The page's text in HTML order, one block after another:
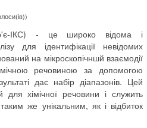
ІКС) - це широко відома і
для ідентифікації невідомих
на мікроскопічншй взаємодії
речовиною за допомогою
дає набір діапазонів. Цей
для хімічної речовини і служить
же унікальним, як і відбиток